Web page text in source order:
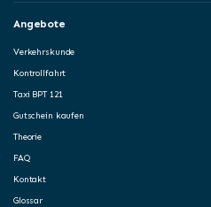
Angebote
Verkehrskunde
Kontrollfahrt
Taxi BPT 121
Gutschein kaufen
Theorie
FAQ
Kontakt
Glossar